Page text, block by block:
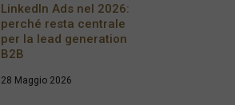
LinkedIn Ads nel 2026:
perché resta centrale
per la lead generation
B2B
28 Maggio 2026